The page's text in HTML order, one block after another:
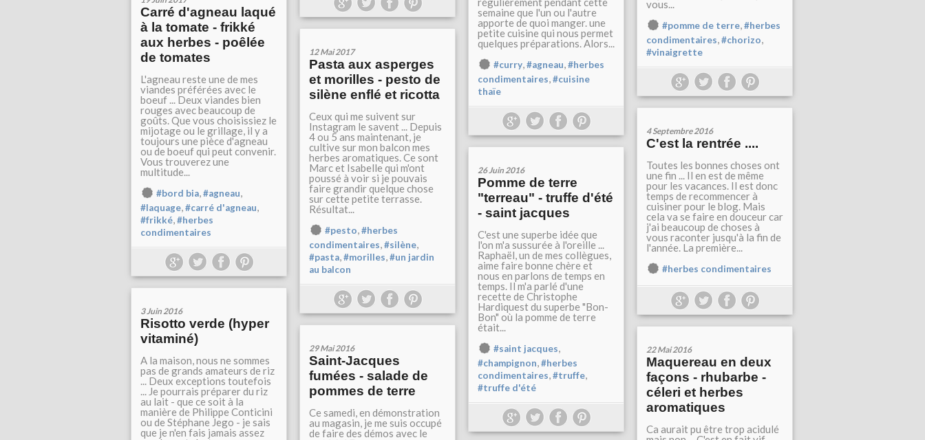
vous...
#pomme de terre,#herbes
condimentaires,#chorizo,
#vinaigrette
semaine que l'un ou l'autre
apporte de quoi manger. une
petite cuisine qui nous permet
quelques préparations. Alors...
#curry,#agneau,#herbes
condimentaires,#cuisine
thaïe
Carré d'agneau laqué
à la tomate - frikké
aux herbes - poêlée
de tomates
L'agneau reste une de mes
viandes préférées avec le
boeuf ... Deux viandes bien
rouges avec beaucoup de
goûts. Que vous choisissiez le
mijotage ou le grillage, il y a
toujours une pièce d'agneau
ou de boeuf qui peut convenir.
Vous trouverez une
multitude...
#bord bia,#agneau,
#laquage,#carré d'agneau,
#frikké,#herbes
condimentaires
12 Mai 2017
Pasta aux asperges
et morilles - pesto de
silène enflé et ricotta
Ceux qui me suivent sur
Instagram le savent ... Depuis
4 ou 5 ans maintenant, je
cultive sur mon balcon mes
herbes aromatiques. Ce sont
Marc et Isabelle qui m'ont
poussé à voir si je pouvais
faire grandir quelque chose
sur cette petite terrasse.
Résultat...
#pesto,#herbes
condimentaires,#silène,
#pasta,#morilles,#un jardin
au balcon
4 Septembre 2016
C'est la rentrée ....
Toutes les bonnes choses ont
une fin ... Il en est de même
pour les vacances. Il est donc
temps de recommencer à
cuisiner pour le blog. Mais
cela va se faire en douceur car
j'ai beaucoup de choses à
vous raconter jusqu'à la fin de
l'année. La première...
#herbes condimentaires
26 Juin 2016
Pomme de terre
"terreau" - truffe d'été
- saint jacques
C'est une superbe idée que
l'on m'a sussurée à l'oreille ...
Raphaël, un de mes collègues,
aime faire bonne chère et
nous en parlons de temps en
temps. Il m'a parlé d'une
recette de Christophe
Hardiquest du superbe "Bon-
Bon" où la pomme de terre
était...
#saint jacques,
#champignon,#herbes
condimentaires,#truffe,
#truffe d'été
3 Juin 2016
Risotto verde (hyper
vitaminé)
A la maison, nous ne sommes
pas de grands amateurs de riz
... Deux exceptions toutefois
... Je pourrais préparer du riz
au lait - que ce soit à la
manière de Philippe Conticini
ou de Stéphane Jego - je sais
que je n'en fais jamais assez
29 Mai 2016
Saint-Jacques
fumées - salade de
pommes de terre
Ce samedi, en démonstration
au magasin, je me suis occupé
de faire des démos avec le
22 Mai 2016
Maquereau en deux
façons - rhubarbe -
céleri et herbes
aromatiques
Ca aurait pu être trop acidulé